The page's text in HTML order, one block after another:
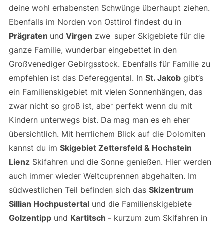
deine wohl erhabensten Schwünge überhaupt ziehen.
Ebenfalls im Norden von Osttirol findest du in
Prägraten und Virgen zwei super Skigebiete für die
ganze Familie, wunderbar eingebettet in den
Großvenediger Gebirgsstock. Ebenfalls für Familie zu
empfehlen ist das Defereggental. In St. Jakobgibt’s
ein Familienskigebiet mit vielen Sonnenhängen, das
zwar nicht so groß ist, aber perfekt wenn du mit
Kindern unterwegs bist. Da mag man es eh eher
übersichtlich. Mit herrlichem Blick auf die Dolomiten
kannst du im Skigebiet Zettersfeld & Hochstein
LienzSkifahren und die Sonne genießen. Hier werden
auch immer wieder Weltcuprennen abgehalten. Im
südwestlichen Teil befinden sich das Skizentrum
Sillian Hochpustertalund die Familienskigebiete
Golzentippund Kartitsch – kurzum zum Skifahren in